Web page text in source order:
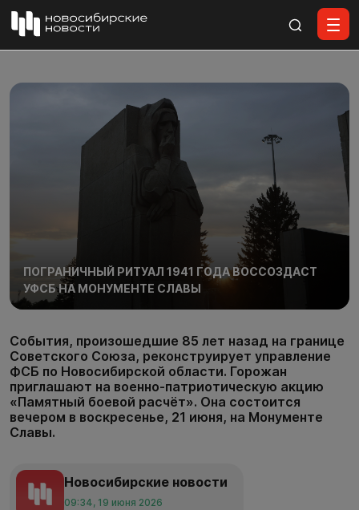
ПОГРАНИЧНЫЙ РИТУАЛ 1941 ГОДА ВОССОЗДАСТ
УФСБ НА МОНУМЕНТЕ СЛАВЫ
События, произошедшие 85 лет назад на границе
Советского Союза, реконструирует управление
ФСБ по Новосибирской области. Горожан
приглашают на военно-патриотическую акцию
«Памятный боевой расчёт». Она состоится
вечером в воскресенье, 21 июня, на Монументе
Славы.
Новосибирские новости
09:34, 19 июня 2026